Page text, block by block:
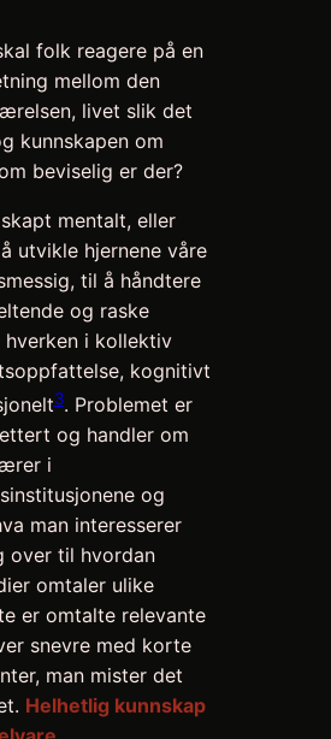
folk reagere på en
mellom den
livet slik det
kunnskapen om
beviselig er der?
mentalt, eller
utvikle hjernene våre
til å håndtere
og raske
hverken i kollektiv
kognitivt
3. Problemet er
og handler om
i
og
man interesserer
over til hvordan
omtaler ulike
er omtalte relevante
snevre med korte
man mister det
Helhetlig kunnskap